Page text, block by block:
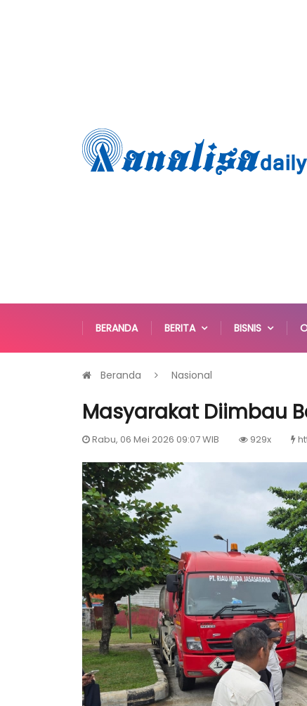
BERANDA BERITA BISNIS
Beranda Nasional
Masyarakat Diimbau
Rabu, 06 Mei 2026 09:07 WIB 929x